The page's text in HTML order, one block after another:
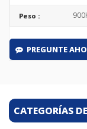
Peso :
PREGUNTE
CATEGORÍAS